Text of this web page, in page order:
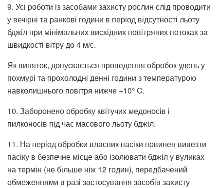
9. Усі роботи із засобами захисту рослин слід проводити
у вечірні та ранкові години в період відсутності льоту
бджіл при мінімальних висхідних повітряних потоках за
швидкості вітру до 4 м/с.
Як виняток, допускається проведення обробок удень у
похмурі та прохолодні денні години з температурою
навколишнього повітря нижче +10° C.
10. Заборонено обробку квітучих медоносів і
пилконосів під час масового льоту бджіл.
11. На період обробки власник пасіки повинен вивезти
пасіку в безпечне місце або ізолювати бджіл у вуликах
на термін (не більше ніж 12 годин), передбачений
обмеженнями в разі застосування засобів захисту